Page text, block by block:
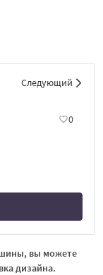
Следующий
0
вы можете
дизайна.